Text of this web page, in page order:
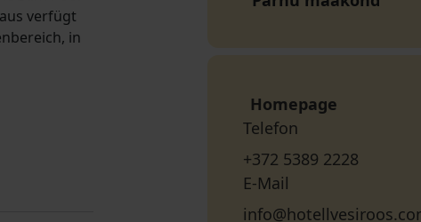
verfügt
in
Homepage
Telefon
+372 5389 2228
E-Mail